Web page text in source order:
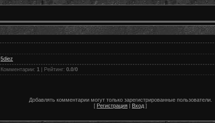
5diez
Комментарии: 1 | Рейтинг: 0.0/0
Добавлять комментарии могут только зарегистрированные пользователи.
[ Регистрация | Вход ]